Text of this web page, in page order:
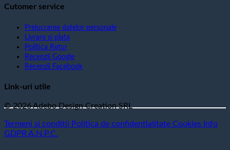
Cutomer service
Prelucrarea datelor personale
Livrare si plata
Politica Retur
Recenzii Google
Recenzii Facebook
Link-uri utile
© 2026 Adebo Design Creation SRL
Termeni si conditii Politica de confidentialitate Cookies Info
GDPR A.N.P.C.